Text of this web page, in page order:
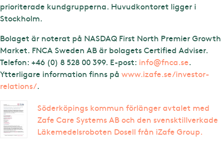
prioriterade kundgrupperna. Huvudkontoret ligger i
Stockholm.
Bolaget är noterat på NASDAQ First North Premier Growth
Market. FNCA Sweden AB är bolagets Certified Adviser.
Telefon: +46 (0) 8 528 00 399. E-post: info@fnca.se.
Ytterligare information finns på www.izafe.se/investor-
relations/.
Söderköpings kommun förlänger avtalet med
Zafe Care Systems AB och den svensktillverkade
Läkemedelsroboten Dosell från iZafe Group.